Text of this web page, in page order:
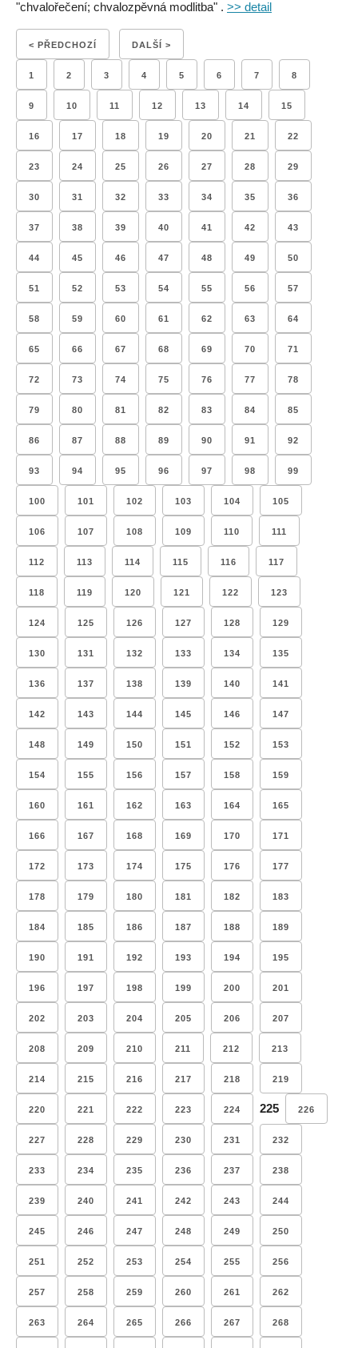
"chvalořečení; chvalozpěvná modlitba" . >> detail
< PŘEDCHOZÍ DALŠÍ >
1 2 3 4 5 6 7 8
9 10 11 12 13 14 15
16 17 18 19 20 21 22
23 24 25 26 27 28 29
30 31 32 33 34 35 36
37 38 39 40 41 42 43
44 45 46 47 48 49 50
51 52 53 54 55 56 57
58 59 60 61 62 63 64
65 66 67 68 69 70 71
72 73 74 75 76 77 78
79 80 81 82 83 84 85
86 87 88 89 90 91 92
93 94 95 96 97 98 99
100 101 102 103 104 105
106 107 108 109 110 111
112 113 114 115 116 117
118 119 120 121 122 123
124 125 126 127 128 129
130 131 132 133 134 135
136 137 138 139 140 141
142 143 144 145 146 147
148 149 150 151 152 153
154 155 156 157 158 159
160 161 162 163 164 165
166 167 168 169 170 171
172 173 174 175 176 177
178 179 180 181 182 183
184 185 186 187 188 189
190 191 192 193 194 195
196 197 198 199 200 201
202 203 204 205 206 207
208 209 210 211 212 213
214 215 216 217 218 219
220 221 222 223 224 225 226
227 228 229 230 231 232
233 234 235 236 237 238
239 240 241 242 243 244
245 246 247 248 249 250
251 252 253 254 255 256
257 258 259 260 261 262
263 264 265 266 267 268